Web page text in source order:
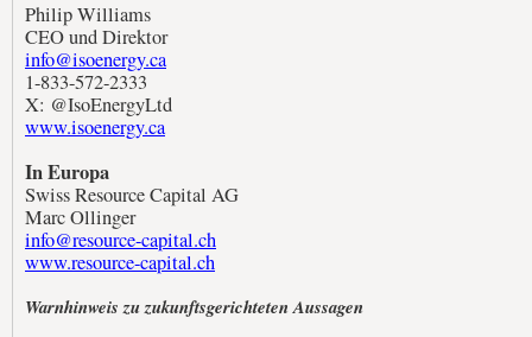
Philip Williams
CEO und Direktor
info@isoenergy.ca
1-833-572-2333
X: @IsoEnergyLtd
www.isoenergy.ca
In Europa
Swiss Resource Capital AG
Marc Ollinger
info@resource-capital.ch
www.resource-capital.ch
Warnhinweis zu zukunftsgerichteten Aussagen